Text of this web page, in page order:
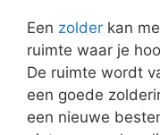
Een zolder kan
ruimte waar je
De ruimte wordt
een goede
een nieuwe